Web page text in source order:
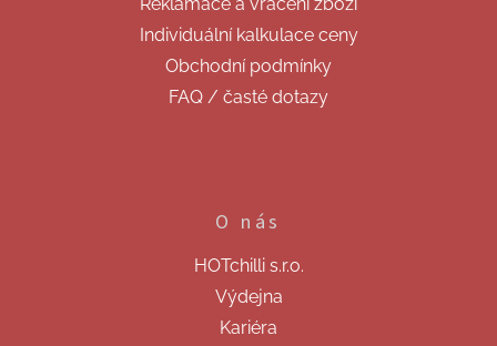
Individuální kalkulace ceny
Obchodní podmínky
FAQ / časté dotazy
O nás
HOTchilli s.r.o.
Výdejna
Kariéra